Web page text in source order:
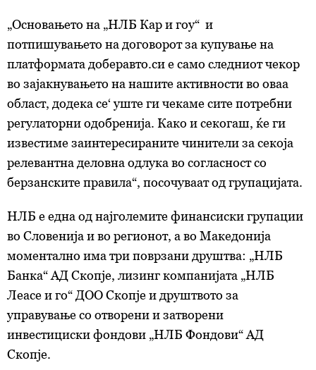
„Основањето на „НЛБ Кар и гоу“ и
потпишувањето на договорот за купување на
платформата доберавто.си е само следниот чекор
во зајакнувањето на нашите активности во оваа
област, додека се‘ уште ги чекаме сите потребни
регулаторни одобренија. Како и секогаш, ќе ги
известиме заинтересираните чинители за секоја
релевантна деловна одлука во согласност со
берзанските правила“, посочуваат од групацијата.
НЛБ е една од најголемите финансиски групации
во Словенија и во регионот, а во Македонија
моментално има три поврзани друштва: „НЛБ
Банка“ АД Скопје, лизинг компанијата „НЛБ
Леасе и го“ ДОО Скопје и друштвото за
управување со отворени и затворени
инвестициски фондови „НЛБ Фондови“ АД
Скопје.